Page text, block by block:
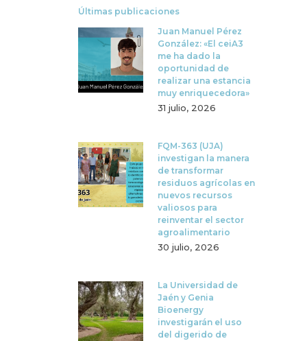
Últimas publicaciones
Juan Manuel Pérez
González: «El ceiA3
me ha dado la
oportunidad de
realizar una estancia
muy enriquecedora»
31 julio, 2026
FQM-363 (UJA)
investigan la manera
de transformar
residuos agrícolas en
nuevos recursos
valiosos para
reinventar el sector
agroalimentario
30 julio, 2026
La Universidad de
Jaén y Genia
Bioenergy
investigarán el uso
del digerido de